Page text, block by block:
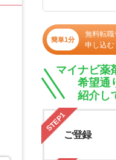
簡単1分
無料転職
申し込む
マイナビ薬
希望通
紹介し
STEP1
ご登録